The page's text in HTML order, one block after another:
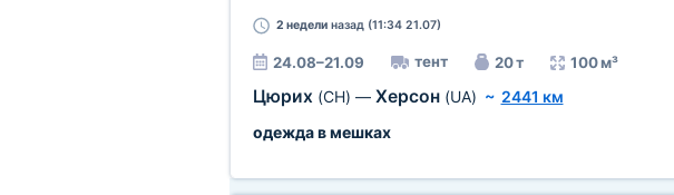
2 неделиназад (11:34 21.07)
24.08–21.09 тент 20 т 100 м³
Цюрих (CH) — Херсон (UA) ~ 2441 км
одежда в мешках